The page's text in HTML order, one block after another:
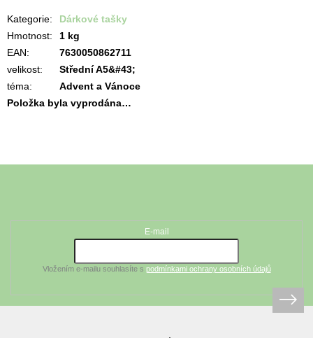
Kategorie:
Dárkové tašky
Hmotnost:
1 kg
EAN:
7630050862711
velikost:
Střední A5&#43;
téma:
Advent a Vánoce
Položka byla vyprodána…
E-mail
Vložením e-mailu souhlasíte s podmínkami ochrany osobních údajů